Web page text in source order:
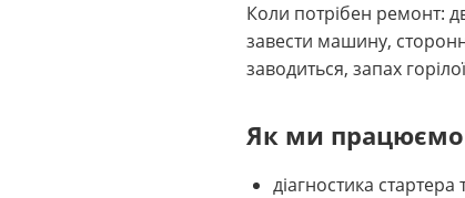
Коли потрібен ремонт:
завести машину,
заводиться, запах
Як ми працюємо
діагностика